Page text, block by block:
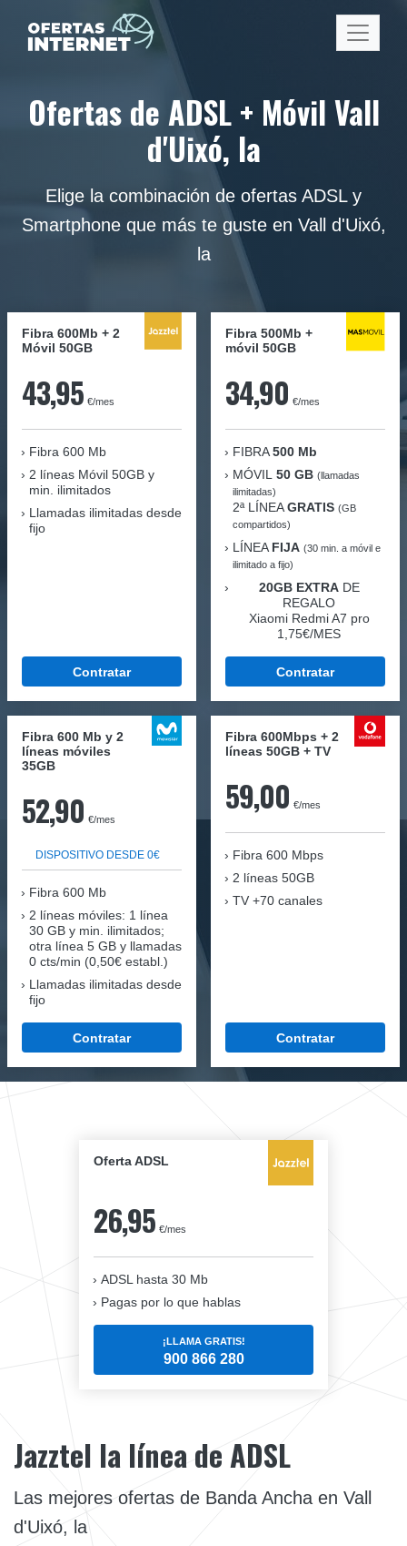
Ofertas de ADSL + Móvil Vall
d'Uixó, la
Elige la combinación de ofertas ADSL y
Smartphone que más te guste en Vall d'Uixó,
la
Fibra 600Mb + 2
Móvil 50GB
43,95 €/mes
Fibra 600 Mb
2 líneas Móvil 50GB y
min. ilimitados
Llamadas ilimitadas desde
fijo
Contratar
Fibra 500Mb +
móvil 50GB
34,90 €/mes
FIBRA 500 Mb
MÓVIL 50 GB (llamadas
ilimitadas)
2ª LÍNEAGRATIS (GB
compartidos)
LÍNEA FIJA (30 min. a móvil e
ilimitado a fijo)
20GB EXTRADE
REGALO
Xiaomi Redmi A7 pro
1,75€/MES
Contratar
Fibra 600 Mb y 2
líneas móviles
35GB
52,90 €/mes
DISPOSITIVO DESDE 0€
Fibra 600 Mb
2 líneas móviles: 1 línea
30 GB y min. ilimitados;
otra línea 5 GB y llamadas
0 cts/min (0,50€ establ.)
Llamadas ilimitadas desde
fijo
Contratar
Fibra 600Mbps + 2
líneas 50GB + TV
59,00 €/mes
Fibra 600 Mbps
2 líneas 50GB
TV +70 canales
Contratar
Oferta ADSL
26,95 €/mes
ADSL hasta 30 Mb
Pagas por lo que hablas
¡LLAMA GRATIS!
900 866 280
Jazztel la línea de ADSL
Las mejores ofertas de Banda Ancha en Vall
d'Uixó, la